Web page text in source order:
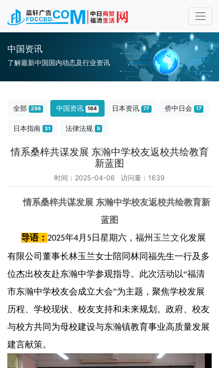
中国资讯
了解最新中国国内动态及行业资讯
全部 298 中国资讯 164 日本资讯 77 侨中日会 17
日本指南 31 法律法规 9
情系桑梓共谋发展 东瀚中学校友返校共绘教育
新蓝图
时间：2025-04-06 访问量：1639
情系桑梓共谋发展 东瀚中学校友返校共绘教育新
蓝图
导语： 2025年4月 5 日星期六，福州 玉兰文化发展
有限公司董事长林玉兰女士陪同林同福先生一行及多
位杰出校友赴东瀚中学参观指导。此次活动以“福清
市东瀚中学校友会成立大会”为主题，聚焦学校发展
历程、学校现状、校友支持和未来规划。政府、校友
与校方共同为母校建设与东瀚镇教育事业高质量发展
建言献策。